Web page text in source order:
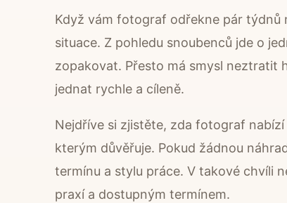
Když vám fotograf odřekne pár týdnů
situace. Z pohledu snoubenců jde o
zopakovat. Přesto má smysl neztratit
jednat rychle a cíleně.
Nejdříve si zjistěte, zda fotograf
kterým důvěřuje. Pokud žádnou
termínu a stylu práce. V takové chvíli
praxí a dostupným termínem.